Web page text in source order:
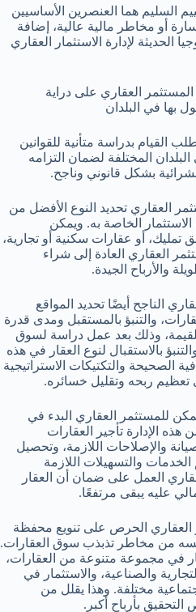
السليم هما العنصرين الأساسيين
أو مخاطر مالية عالية، إضافة
الحديثة لإدارة الاستثمار العقاري
العقاري على دراية
بها في البلدان
القيام بدراسة متأنية للقوانين
المختلفة لضمان التزامه
بشكل قانوني وناجح.
العقاري تحديد النوع الأفضل من
الخاصة به. ويمكن
تمليك، أو عقارات سكنية أو تجارية،
العقاري العادة إلى شراء
والأرباح الجيدة.
الناجح أيضًا تحديد المواقع
والتنبؤ بالمستقبل ومدى قدرة
وذلك بعد عمل دراسة لسوق
بالاستقبال لنوع العقار في هذه
الصحيحة والتكتيكات الاستراتيجية
تعظيم ربحه وتقليل خسائره.
للمستثمر العقاري البدء في
هذه الإدارة تأجير العقارات
والإصلاحات اللازمة، وتحصيل
الخدمات والتسهيلات اللازمة
العمل على ضمان أن العقار
عليه يبقى مرتفعًا.
العقاري الحرص على تنويع محفظة
من مخاطر تذبذب سوق العقارات.
في مجموعة متنوعة من العقارات،
والصناعية، والاستثمار في
مختلفة. وهذا يقلل من
بأرباح أكبر.